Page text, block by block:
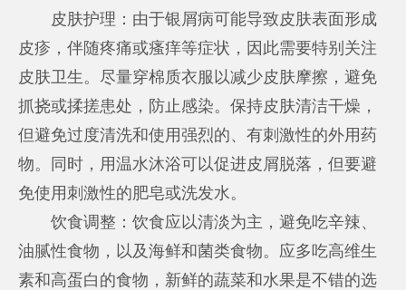
皮肤护理：由于银屑病可能导致皮肤表面形成
皮疹，伴随疼痛或瘙痒等症状，因此需要特别关注
皮肤卫生。尽量穿棉质衣服以减少皮肤摩擦，避免
抓挠或揉搓患处，防止感染。保持皮肤清洁干燥，
但避免过度清洗和使用强烈的、有刺激性的外用药
物。同时，用温水沐浴可以促进皮屑脱落，但要避
免使用刺激性的肥皂或洗发水。
饮食调整：饮食应以清淡为主，避免吃辛辣、
油腻性食物，以及海鲜和菌类食物。应多吃高维生
素和高蛋白的食物，新鲜的蔬菜和水果是不错的选